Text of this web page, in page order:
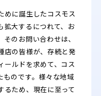
めに誕生したコスモス
拡大するにつれて、お
のお問い合わせは、
店の皆様が、存続と発
ールドを求めて、コス
ものです。様々な地域
るため、現在に至って